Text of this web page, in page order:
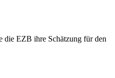
die EZB ihre Schätzung für den